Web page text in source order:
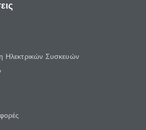
Ηλεκτρικών Συσκευών